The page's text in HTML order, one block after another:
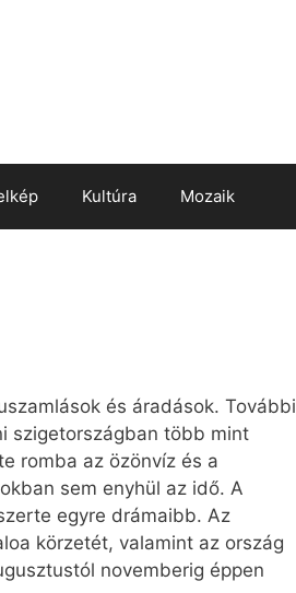
Kultúra Mozaik
és áradások. További
szigetországban több mint
romba az özönvíz és a
sem enyhül az idő. A
egyre drámaibb. Az
körzetét, valamint az ország
novemberig éppen